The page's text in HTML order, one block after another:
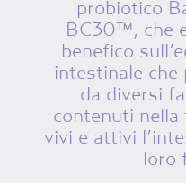
probiotico
BC30™, che
benefico
intestinale che
da diversi
contenuti nella
vivi e attivi
loro